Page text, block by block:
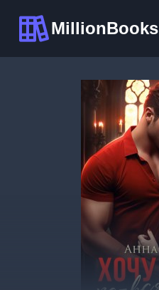
содержимому
MillionBooks